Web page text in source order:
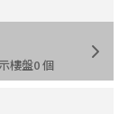
樓盤0個